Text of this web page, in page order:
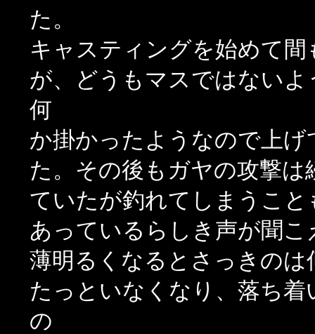
た。
キャスティングを始めて
が、どうもマスではない
何
か掛かったようなので上
た。その後もガヤの攻撃
ていたが釣れてしまうこ
あっているらしき声が聞
薄明るくなるとさっきの
たっといなくなり、落ち
の